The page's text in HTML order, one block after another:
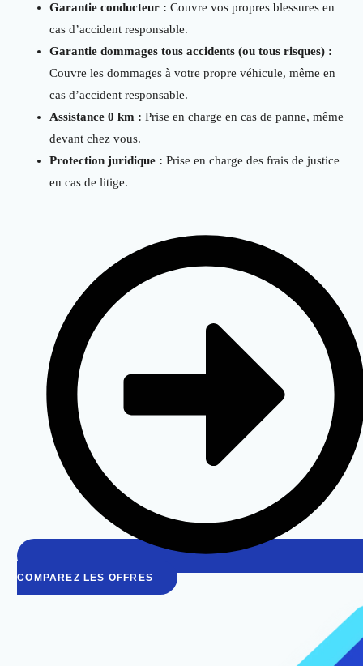
Garantie conducteur : Couvre vos propres blessures en
cas d’accident responsable.
Garantie dommages tous accidents (ou tous risques) :
Couvre les dommages à votre propre véhicule, même en
cas d’accident responsable.
Assistance 0 km : Prise en charge en cas de panne, même
devant chez vous.
Protection juridique : Prise en charge des frais de justice
en cas de litige.
COMPAREZ LES OFFRES